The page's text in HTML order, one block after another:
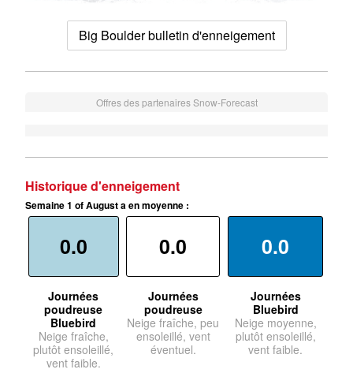
Big Boulder bulletin d'enneigement
Offres des partenaires Snow-Forecast
Historique d'enneigement
Semaine 1 of August a en moyenne :
0.0
Journées
poudreuse
Bluebird
Neige fraîche,
plutôt ensoleillé,
vent faible.
0.0
Journées
poudreuse
Neige fraîche, peu
ensoleillé, vent
éventuel.
0.0
Journées
Bluebird
Neige moyenne,
plutôt ensoleillé,
vent faible.